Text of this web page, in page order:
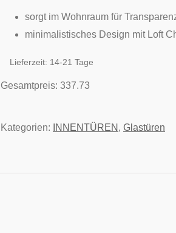
matt
Menge
sorgt im Wohnraum für
minimalistisches Design mit Loft
Lieferzeit: 14-21 Tage
Gesamtpreis: 337.73
Kategorien: INNENTÜREN , Glastüren